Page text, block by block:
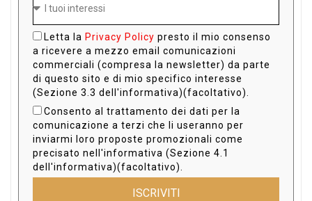
Letta la Privacy Policy presto il mio consenso
a ricevere a mezzo email comunicazioni
commerciali (compresa la newsletter) da parte
di questo sito e di mio specifico interesse
(Sezione 3.3 dell'informativa)(facoltativo).
Consento al trattamento dei dati per la
comunicazione a terzi che li useranno per
inviarmi loro proposte promozionali come
precisato nell'informativa (Sezione 4.1
dell'informativa)(facoltativo).
ISCRIVITI